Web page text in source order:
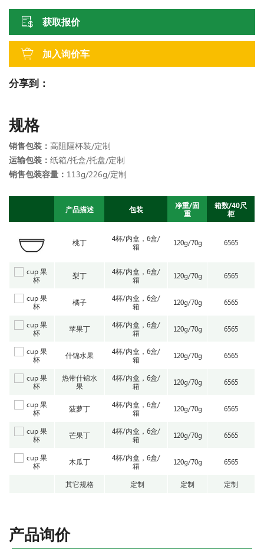
获取报价
加入询价车
分享到：
规格
销售包装： 高阻隔杯装/定制
运输包装： 纸箱/托盒/托盘/定制
销售包装容量： 113g/226g/定制
产品描述 包装
净重/固
重
箱数/40尺
柜
桃丁
4杯/内盒，6盒/
箱
120g/70g 6565
梨丁
4杯/内盒，6盒/
箱
120g/70g 6565
橘子
4杯/内盒，6盒/
箱
120g/70g 6565
苹果丁
4杯/内盒，6盒/
箱
120g/70g 6565
什锦水果
4杯/内盒，6盒/
箱
120g/70g 6565
热带什锦水
果
4杯/内盒，6盒/
箱
120g/70g 6565
菠萝丁
4杯/内盒，6盒/
箱
120g/70g 6565
芒果丁
4杯/内盒，6盒/
箱
120g/70g 6565
木瓜丁
4杯/内盒，6盒/
箱
120g/70g 6565
其它规格 定制 定制 定制
产品询价